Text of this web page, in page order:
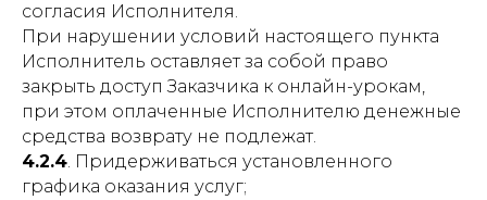
согласия Исполнителя.
При нарушении условий настоящего пункта
Исполнитель оставляет за собой право
закрыть доступ Заказчика к онлайн-урокам,
при этом оплаченные Исполнителю денежные
средства возврату не подлежат.
4.2.4. Придерживаться установленного
графика оказания услуг;